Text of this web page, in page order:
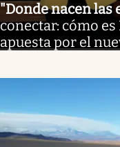
"Donde nacen las
conectar: cómo
apuesta por el